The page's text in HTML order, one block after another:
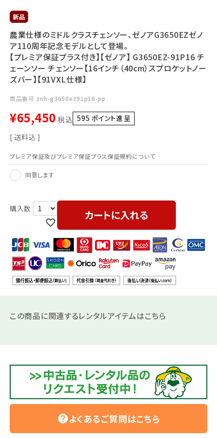
メールでのお問い合わせ
info@agriz.net
FAXでのご注文
0739-72-453224時間受付
農業仕様のミドルクラスチェンソー、ゼノアG3650EZゼノ
ア110周年記念モデルとして登場。
【プレミア保証プラス付き】【ゼノア】 G3650EZ-91P16 チ
ェーンソー チェンソー【16インチ（40cm）スプロケットノー
ズバー】【91VXL仕様】
商品番号 znh-g3650ez91p16-pp
¥65,450 税込 595 ポイント進呈 ]
送料込
プレミア保証及びプレミア保証プラス保証規約について
同意します
カートに入れる
この商品に関連するレンタルアイテムはこちら
helpよくあるご質問はこちら